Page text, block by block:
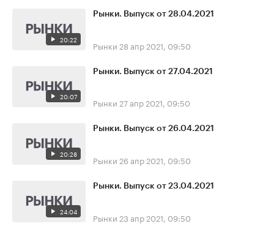
20:22
Рынки. Выпуск от 28.04.2021
Рынки 28 апр 2021, 09:50
20:07
Рынки. Выпуск от 27.04.2021
Рынки 27 апр 2021, 09:50
20:28
Рынки. Выпуск от 26.04.2021
Рынки 26 апр 2021, 09:50
24:04
Рынки. Выпуск от 23.04.2021
Рынки 23 апр 2021, 09:50